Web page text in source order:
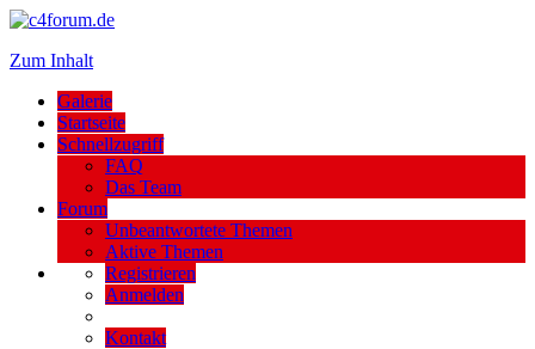
Zum Inhalt
Galerie
Startseite
Schnellzugriff
FAQ
Das Team
Forum
Unbeantwortete Themen
Aktive Themen
Registrieren
Anmelden
Kontakt